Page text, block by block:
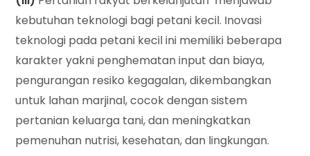
kebutuhan teknologi bagi petani kecil. Inovasi
teknologi pada petani kecil ini memiliki beberapa
karakter yakni penghematan input dan biaya,
pengurangan resiko kegagalan, dikembangkan
untuk lahan marjinal, cocok dengan sistem
pertanian keluarga tani, dan meningkatkan
pemenuhan nutrisi, kesehatan, dan lingkungan.